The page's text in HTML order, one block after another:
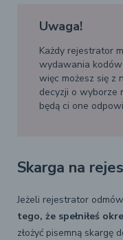
Uwaga!
Każdy rejestrator
wydawania
więc możesz się z
decyzji o wyborze
będą ci one
Skarga na
Jeżeli rejestrator
tego, że spełniłeś
złożyć pisemną skargę